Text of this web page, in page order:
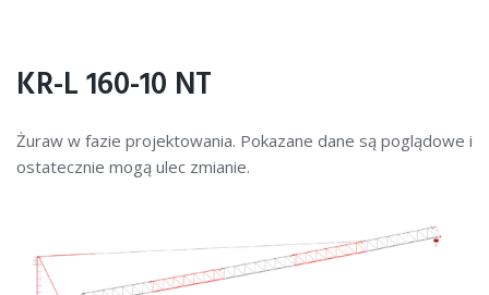
KR-L 160-10 NT
Żuraw w fazie projektowania. Pokazane dane są poglądowe i
ostatecznie mogą ulec zmianie.